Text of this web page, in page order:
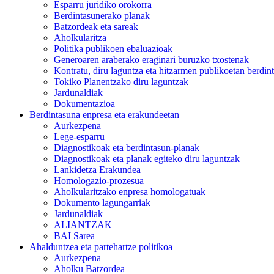
Esparru juridiko orokorra
Berdintasunerako planak
Batzordeak eta sareak
Aholkularitza
Politika publikoen ebaluazioak
Generoaren araberako eraginari buruzko txostenak
Kontratu, diru laguntza eta hitzarmen publikoetan
Tokiko Planentzako diru laguntzak
Jardunaldiak
Dokumentazioa
Berdintasuna enpresa eta erakundeetan
Aurkezpena
Lege-esparru
Diagnostikoak eta berdintasun-planak
Diagnostikoak eta planak egiteko diru laguntzak
Lankidetza Erakundea
Homologazio-prozesua
Aholkularitzako enpresa homologatuak
Dokumento lagungarriak
Jardunaldiak
ALIANTZAK
BAI Sarea
Ahalduntzea eta partehartze politikoa
Aurkezpena
Aholku Batzordea